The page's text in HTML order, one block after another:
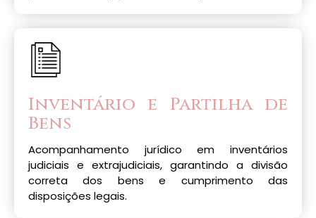
Inventário e Partilha de
Bens
Acompanhamento jurídico em inventários
judiciais e extrajudiciais, garantindo a divisão
correta dos bens e cumprimento das
disposições legais.